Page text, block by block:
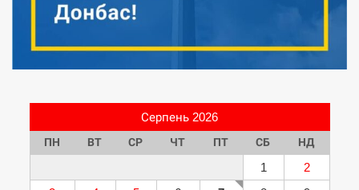
Серпень 2026
ПН ВТ СР ЧТ ПТ СБ НД
1
2